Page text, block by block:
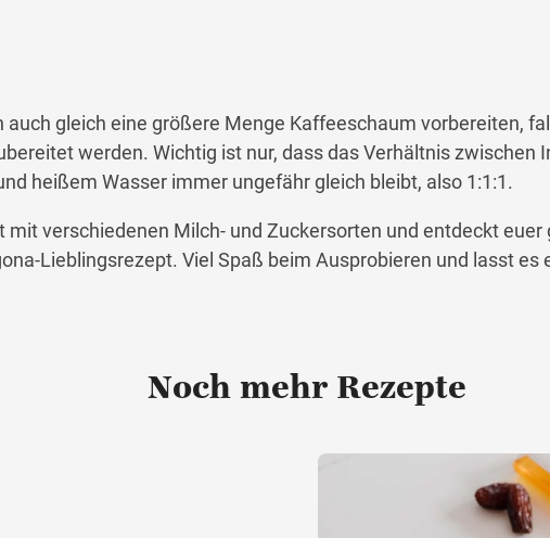
auch gleich eine größere Menge Kaffeeschaum vorbereiten,
werden. Wichtig ist nur, dass das Verhältnis zwischen
heißem Wasser immer ungefähr gleich bleibt, also 1:1:1.
mit verschiedenen Milch- und Zuckersorten und entdeckt euer
Lieblingsrezept. Viel Spaß beim Ausprobieren und lasst es
Noch mehr Rezepte